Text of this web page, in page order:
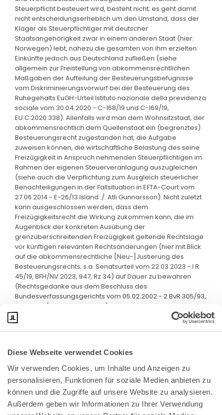
Diese Webseite verwendet Cookies
Wir verwenden Cookies, um Inhalte und Anzeigen zu
personalisieren, Funktionen für soziale Medien anbieten zu
können und die Zugriffe auf unsere Website zu analysieren.
Außerdem geben wir Informationen zu Ihrer Verwendung
Steuerpflicht besteuert wird, besteht nicht; es geht damit
nicht entscheidungserheblich um den Umstand, dass der
Kläger als Steuerpflichtiger mit deutscher
Staatsangehörigkeit zwar in einem anderen Staat (hier:
Norwegen) lebt, nahezu die gesamten von ihm erzielten
Einkünfte jedoch aus Deutschland zufließen (siehe
allgemein zur Freistellung von abkommensrechtlichen
Maßgaben der Aufteilung der Besteuerungsbefugnisse
vom Diskriminierungsvorwurf bei der Besteuerung des
Ruhegehalts EuGH-Urteil Istituto nazionale della previdenza
sociale vom 30.04.2020 - C-168/19 und C-169/19,
EU:C:2020:338). Allenfalls wird man dem Wohnsitzstaat, der
abkommensrechtlich dem Quellenstaat ein (begrenztes)
Besteuerungsrecht zugestanden hat, die Aufgabe
zuweisen können, die wirtschaftliche Belastung des seine
Freizügigkeit in Anspruch nehmenden Steuerpflichtigen im
Rahmen der eigenen Steuerveranlagung auszugleichen
(siehe auch die Verpflichtung zum Ausgleich steuerlicher
Benachteiligungen in der Fallsituation in EFTA-Court vom
27.06.2014 - E-26/13 Island ./. Atli Gunnarsson). Nicht zuletzt
kann ausgeschlossen werden, dass dem
Freizügigkeitsrecht die Wirkung zukommen kann, die im
Augenblick der konkreten Ausübung der
grenzüberschreitenden Freizügigkeit geltende Rechtslage
vor künftigen relevanten Rechtsänderungen (hier mit Blick
auf die abkommensrechtliche [Neu-]Justierung des
Besteuerungsrechts; s.a. Senatsurteil vom 22.03.2023 - I R
45/19, BFH/NV 2023, 947, Rz 34) auf Dauer zu bewahren
(Rechtsgedanke aus dem Beschluss des
Bundesverfassungsgerichts vom 05.02.2002 - 2 BvR 305/93,
2 BvR 348/93, BVerfGE 105, 17).